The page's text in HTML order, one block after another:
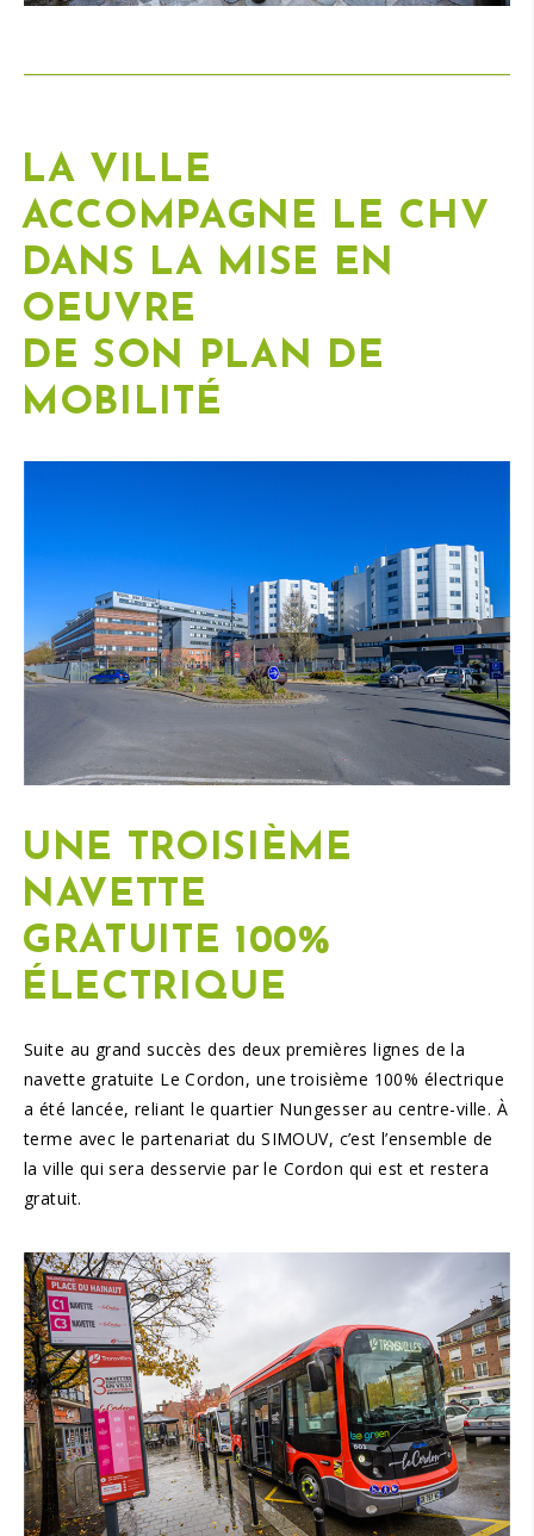
LA VILLE
ACCOMPAGNE LE CHV
DANS LA MISE EN
OEUVRE
DE SON PLAN DE
MOBILITÉ
UNE TROISIÈME
NAVETTE
GRATUITE 100%
ÉLECTRIQUE
Suite au grand succès des deux premières lignes de la
navette gratuite Le Cordon, une troisième 100% électrique
a été lancée, reliant le quartier Nungesser au centre-ville. À
terme avec le partenariat du SIMOUV, c’est l’ensemble de
la ville qui sera desservie par le Cordon qui est et restera
gratuit.